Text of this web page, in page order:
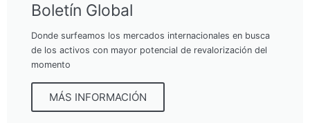
Boletín Global
Donde surfeamos los mercados internacionales en busca
de los activos con mayor potencial de revalorización del
momento
MÁS INFORMACIÓN